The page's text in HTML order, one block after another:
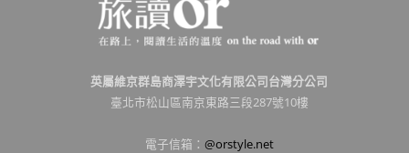
英屬維京群島商澤宇文化有限公司台灣分公司
臺北市松山區南京東路三段287號10樓
電子信箱： @orstyle.net